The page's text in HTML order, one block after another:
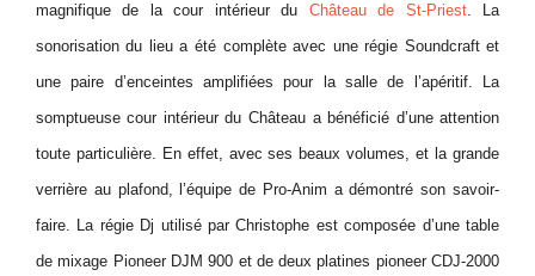
magnifique de la cour intérieur du Château de St-Priest. La
sonorisation du lieu a été complète avec une régie Soundcraft et
une paire d’enceintes amplifiées pour la salle de l’apéritif. La
somptueuse cour intérieur du Château a bénéficié d’une attention
toute particulière. En effet, avec ses beaux volumes, et la grande
verrière au plafond, l’équipe de Pro-Anim a démontré son savoir-
faire. La régie Dj utilisé par Christophe est composée d’une table
de mixage Pioneer DJM 900 et de deux platines pioneer CDJ-2000